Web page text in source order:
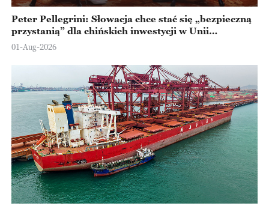
Peter Pellegrini: Słowacja chce stać się „bezpieczną
przystanią” dla chińskich inwestycji w Unii
Europejskiej
01-Aug-2026